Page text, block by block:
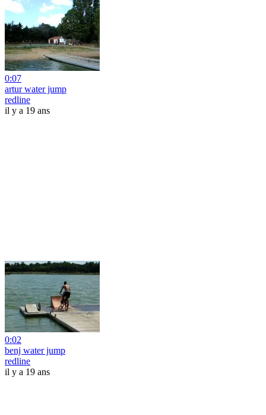
0:07
artur water jump
redline
il y a 19 ans
0:02
benj water jump
redline
il y a 19 ans